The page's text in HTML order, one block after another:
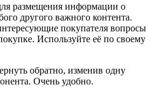
размещения информации о
другого важного контента.
покупателя вопросы
Используйте её по своему
обратно, изменив одну
Очень удобно.